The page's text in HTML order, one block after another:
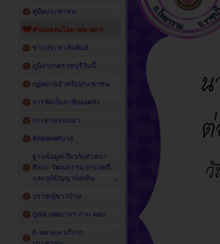
คู่มือประชาชน
คำแถลงนโยบายนายกฯ
ข่าวประชาสัมพันธ์
ภูมิอากาศราชบุรีวันนี้
กฏหมายสำหรับประชาชน
การจัดเก็บภาษีกองคลัง
กระดานสนทนา
ติดต่อเทศบาล
ฐานข้อมูลเกี่ยวกับศาสนา
ศิลปะ วัฒนธรรม ประเพณี
และภูมิปัญญาท้องถิน
ปราชญ์ชาวบ้าน
Q&A เทศบาลฯ ถาม-ตอบ
E-service บริการ